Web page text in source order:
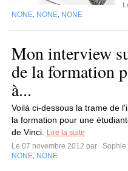
NONE NONE NONE
Mon interview
de la formation
à...
Voilà ci-dessous la trame de
la formation pour une
de Vinci.
Lire la suite
Le 07 novembre 2012 par
Sophie
NONE NONE